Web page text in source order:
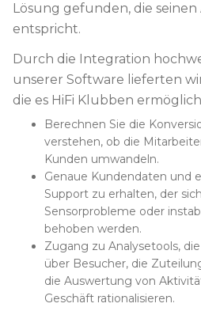
Lösung gefunden, die
entspricht.
Durch die Integration
unserer Software lieferten
die es HiFi Klubben
Berechnen Sie die
verstehen, ob die
Kunden umwandeln.
Genaue Kundendaten und
Support zu erhalten, der
Sensorprobleme oder
behoben werden.
Zugang zu Analysetools,
über Besucher, die
die Auswertung von
Geschäft rationalisieren.